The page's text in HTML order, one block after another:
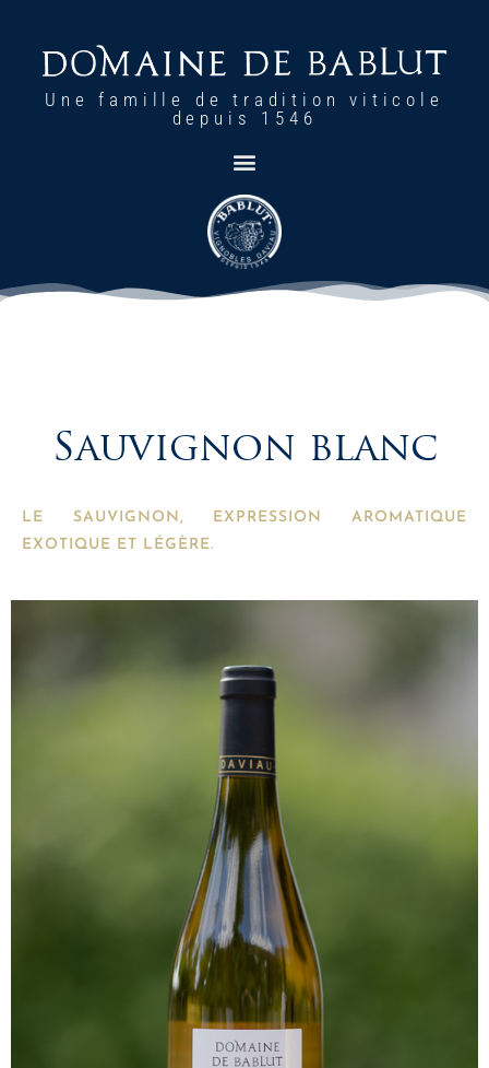
Une famille de tradition viticole
depuis 1546
Sauvignon blanc
LE SAUVIGNON, EXPRESSION AROMATIQUE
EXOTIQUE ET LÉGÈRE.